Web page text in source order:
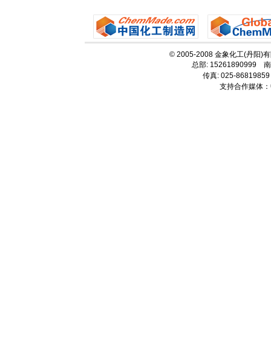
© 2005-2008 金象化工(丹阳)
总部: 15261890999
传真: 025-
支持合作媒体：